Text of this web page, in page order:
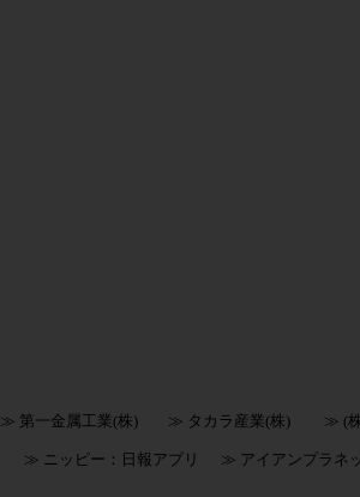
≫ 第一金属工業(株) ≫ タカラ産業(株) ≫ (
≫ ニッピー：日報アプリ ≫ アイアンプラネ